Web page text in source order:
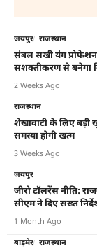
जयपुर राजस्थान
संबल सखी यंग
सशक्तीकरण से बनेगा
2 Weeks Ago
राजस्थान
शेखावाटी के लिए बड़ी
समस्या होगी खत्म
3 Weeks Ago
जयपुर
जीरो टॉलरेंस नीति:
सीएम ने दिए सख्त
1 Month Ago
बाड़मेर राजस्थान